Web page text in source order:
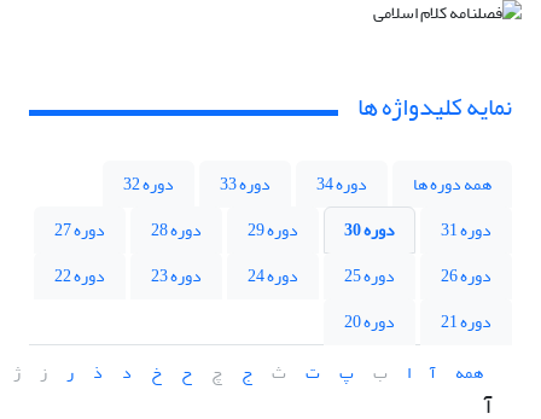
نمایه کلیدواژه ها
همه دوره ها دوره 34 دوره 33
دوره 32
دوره 31
دوره 30 دوره 29 دوره 28
دوره 27
دوره 26
دوره 25 دوره 24 دوره 23
دوره 22
دوره 21
دوره 20
همه
آ ا ب پ ت ث ج چ ح خ د ذ ر ز ژ
آ